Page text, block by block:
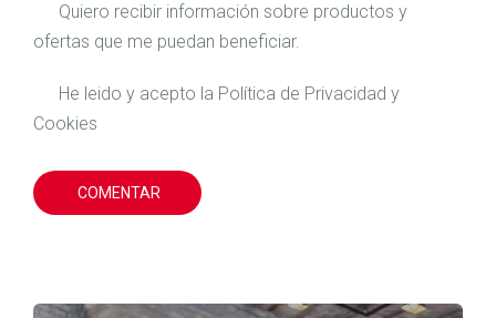
Quiero recibir información sobre productos y
ofertas que me puedan beneficiar.
He leido y acepto la Política de Privacidad y
Cookies
COMENTAR